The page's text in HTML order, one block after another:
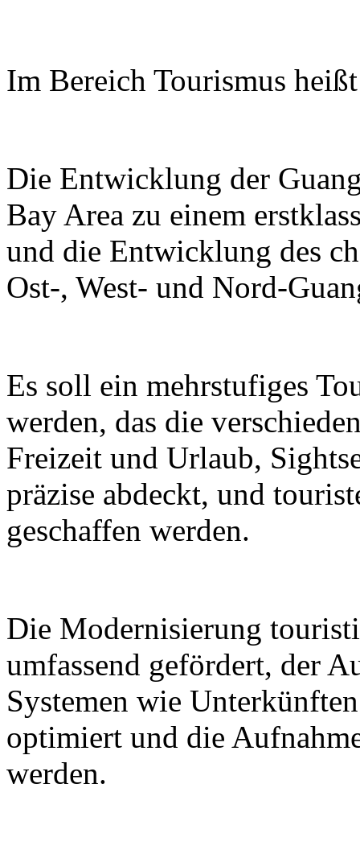
Im Bereich Tourismus
Die Entwicklung der
Bay Area zu einem
und die Entwicklung des
Ost-, West- und Nord-
Es soll ein mehrstufiges
werden, das die
Freizeit und Urlaub,
präzise abdeckt, und
geschaffen werden.
Die Modernisierung
umfassend gefördert, der
Systemen wie
optimiert und die
werden.